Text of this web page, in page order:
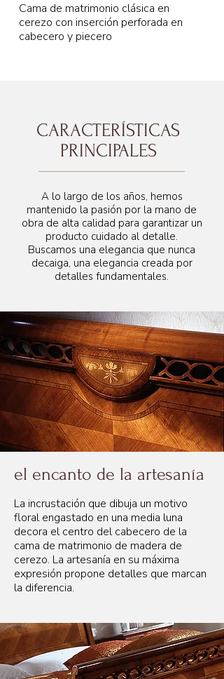
Cama de matrimonio clásica en
cerezo con inserción perforada en
cabecero y piecero
CARACTERÍSTICAS
PRINCIPALES
A lo largo de los años, hemos
mantenido la pasión por la mano de
obra de alta calidad para garantizar un
producto cuidado al detalle.
Buscamos una elegancia que nunca
decaiga, una elegancia creada por
detalles fundamentales.
el encanto de la artesanía
La incrustación que dibuja un motivo
floral engastado en una media luna
decora el centro del cabecero de la
cama de matrimonio de madera de
cerezo. La artesanía en su máxima
expresión propone detalles que marcan
la diferencia.